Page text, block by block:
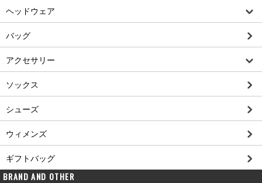
ヘッドウェア
バッグ
アクセサリー
ソックス
シューズ
ウィメンズ
ギフトバッグ
BRAND AND OTHER